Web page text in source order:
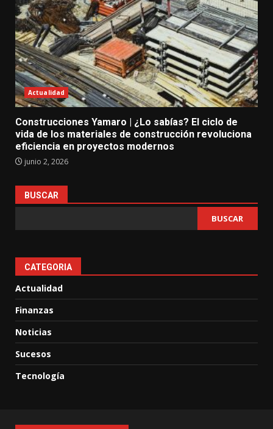
Actualidad
Construcciones Yamaro | ¿Lo sabías? El ciclo de
vida de los materiales de construcción revoluciona
eficiencia en proyectos modernos
junio 2, 2026
BUSCAR
BUSCAR
CATEGORIA
Actualidad
Finanzas
Noticias
Sucesos
Tecnología